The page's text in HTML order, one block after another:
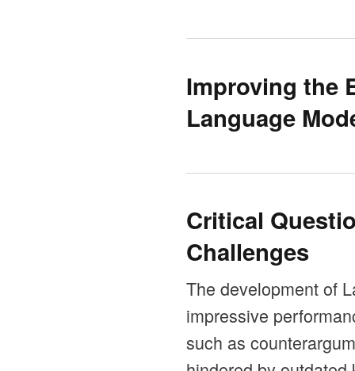
Improving the
Language
Critical
Challenges
The development of
impressive
such as